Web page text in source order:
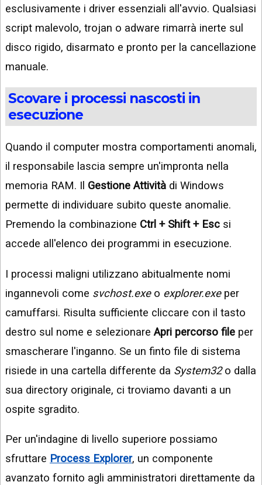
esclusivamente i driver essenziali all'avvio. Qualsiasi
script malevolo, trojan o adware rimarrà inerte sul
disco rigido, disarmato e pronto per la cancellazione
manuale.
Scovare i processi nascosti in
esecuzione
Quando il computer mostra comportamenti anomali,
il responsabile lascia sempre un'impronta nella
memoria RAM. Il Gestione Attività di Windows
permette di individuare subito queste anomalie.
Premendo la combinazione Ctrl + Shift + Esc si
accede all'elenco dei programmi in esecuzione.
I processi maligni utilizzano abitualmente nomi
ingannevoli come svchost.exeo explorer.exeper
camuffarsi. Risulta sufficiente cliccare con il tasto
destro sul nome e selezionare Apri percorso file per
smascherare l'inganno. Se un finto file di sistema
risiede in una cartella differente da System32o dalla
sua directory originale, ci troviamo davanti a un
ospite sgradito.
Per un'indagine di livello superiore possiamo
sfruttare Process Explorer, un componente
avanzato fornito agli amministratori direttamente da